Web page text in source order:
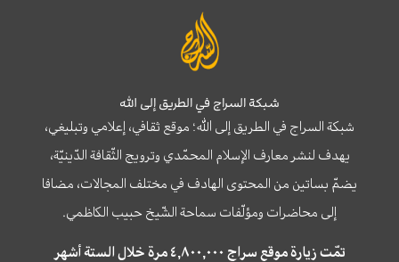
شبكة السراج في الطريق إلى الله
شبكة السراج في الطريق إلى الله؛ موقع ثقافي، إعلامي وتبليغي،
يهدف لنشر معارف الإسلام المحمّدي وترويج الثّقافة الدّينيّة،
يضمّ بساتين من المحتوى الهادف في مختلف المجالات، مضافا
إلى محاضرات ومؤلّفات سماحة الشّيخ حبيب الكاظمي.
تمّت زيارة موقع سراج ٤,٨٠٠,٠٠٠ مرة خلال الستة أشهر